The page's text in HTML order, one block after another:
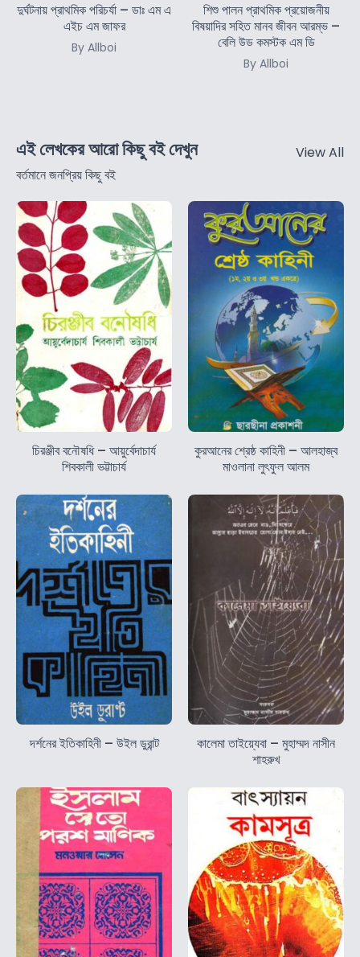
দুর্ঘটনায় প্রাথমিক পরিচর্যা – ডাঃ এম এ
এইচ এম জাফর
By Allboi
শিশু পালন প্রাথমিক প্রয়োজনীয়
বিষয়াদির সহিত মানব জীবন আরম্ভ –
বেলি উড কমস্টক এম ডি
By Allboi
এই লেখকের আরো কিছু বই দেখুন
বর্তমানে জনপ্রিয় কিছু বই
View All
চিরঞ্জীব বনৌষধি – আয়ুর্বেদাচার্য
শিবকালী ভট্টাচার্য
কুরআনের শ্রেষ্ঠ কাহিনী – আলহাজ্ব
মাওলানা লুৎফুল আলম
দর্শনের ইতিকাহিনী – উইল ডুরান্ট
কালেমা তাইয়্যেবা – মুহাম্মদ নাসীন
শাহরুখ